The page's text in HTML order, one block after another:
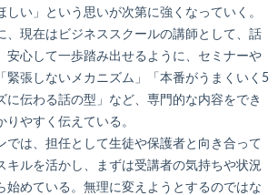
しい」という思いが次第に強くなっていく。
、現在はビジネススクールの講師として、話
安心して一歩踏み出せるように、セミナーや
緊張しないメカニズム」「本番がうまくいく5
に伝わる話の型」など、専門的な内容をでき
やすく伝えている。
では、担任として生徒や保護者と向き合って
キルを活かし、まずは受講者の気持ちや状況
始めている。無理に変えようとするのではな